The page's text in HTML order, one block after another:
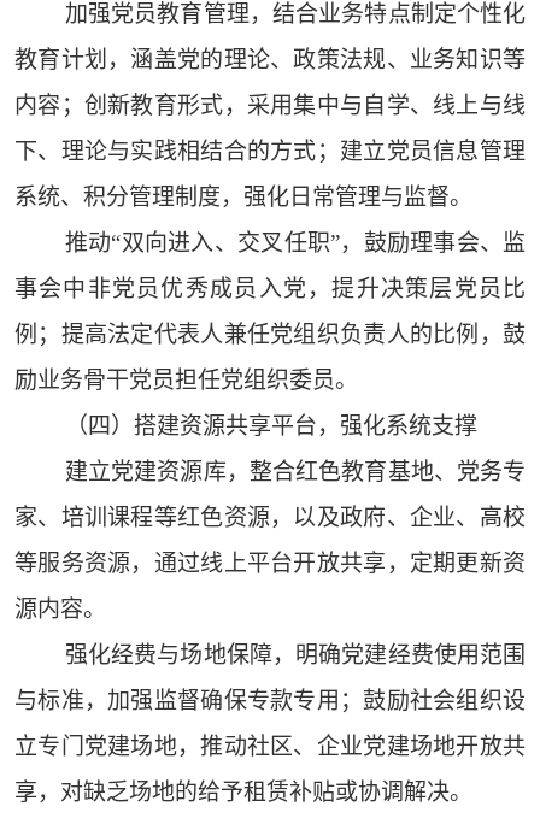
加强党员教育管理，结合业务特点制定个性化
教育计划，涵盖党的理论、政策法规、业务知识等
内容；创新教育形式，采用集中与自学、线上与线
下、理论与实践相结合的方式；建立党员信息管理
系统、积分管理制度，强化日常管理与监督。
推动“双向进入、交叉任职”，鼓励理事会、监
事会中非党员优秀成员入党，提升决策层党员比
例；提高法定代表人兼任党组织负责人的比例，鼓
励业务骨干党员担任党组织委员。
（四）搭建资源共享平台，强化系统支撑
建立党建资源库，整合红色教育基地、党务专
家、培训课程等红色资源，以及政府、企业、高校
等服务资源，通过线上平台开放共享，定期更新资
源内容。
强化经费与场地保障，明确党建经费使用范围
与标准，加强监督确保专款专用；鼓励社会组织设
立专门党建场地，推动社区、企业党建场地开放共
享，对缺乏场地的给予租赁补贴或协调解决。